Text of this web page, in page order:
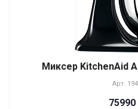
Миксер KitchenAid
Арт.
75990